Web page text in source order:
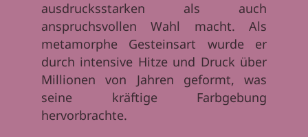
ausdrucksstarken als auch
anspruchsvollen Wahl macht. Als
metamorphe Gesteinsart wurde er
durch intensive Hitze und Druck über
Millionen von Jahren geformt, was
seine kräftige Farbgebung
hervorbrachte.